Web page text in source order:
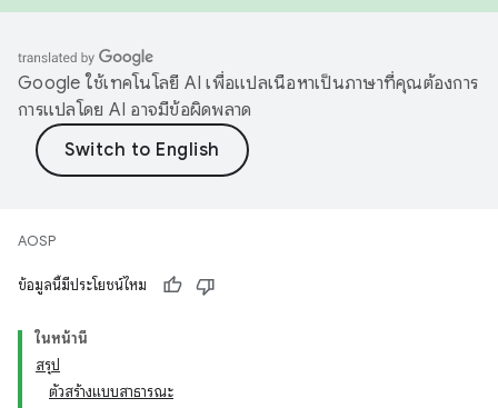
Google ใช้เทคโนโลยี AI เพื่อแปลเนื้อหาเป็นภาษาที่คุณต้องการ
การแปลโดย AI อาจมีข้อผิดพลาด
AOSP
ข้อมูลนี้มีประโยชน์ไหม
ในหน้านี้
สรุป
ตัวสร้างแบบสาธารณะ